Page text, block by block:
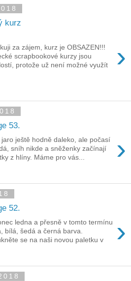
kurz
›
za zájem, kurz je OBSAZEN!!!
scrapbookové kurzy jsou
protože už není možné využít
53.
›
ještě hodně daleko, ale počasí
sníh nikde a sněženky začínají
z hlíny. Máme pro vás...
52.
›
ledna a přesně v tomto termínu
bílá, šedá a černá barva.
se na naši novou paletku v